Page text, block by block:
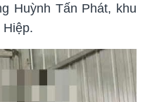
Huỳnh Tấn Phát, khu